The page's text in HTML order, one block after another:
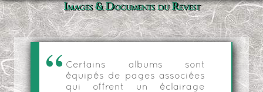
Images & Documents du Revest
Certains albums sont
équipés de pages associées
qui offrent un éclairage